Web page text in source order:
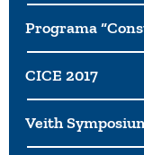
Programa
CICE 2017
Veith